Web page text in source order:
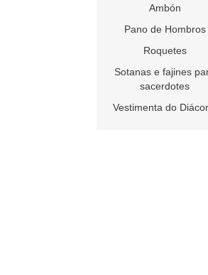
Ambón
Pano de Hombros
Roquetes
Sotanas e fajines
sacerdotes
Vestimenta do